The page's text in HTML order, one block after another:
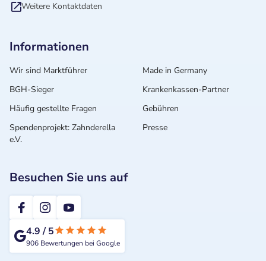
Weitere Kontaktdaten
Informationen
Wir sind Marktführer
Made in Germany
BGH-Sieger
Krankenkassen-Partner
Häufig gestellte Fragen
Gebühren
Spendenprojekt: Zahnderella
e.V.
Presse
Besuchen Sie uns auf
2te-ZahnarztMeinung
4.9/5
906 Bewertungen bei Google